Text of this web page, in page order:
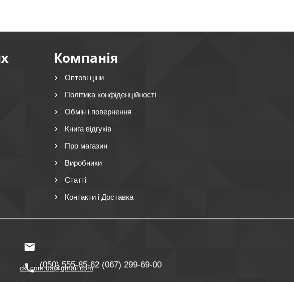
Компанія
Оптові ціни
Політика конфіденційності
Обмін і повернення
Книга відгуків
Про магазин
Виробники
Статті
Контакти і Доставка
ckl.com.ua@gmail.com
(050) 555-85-62 (067) 299-69-00